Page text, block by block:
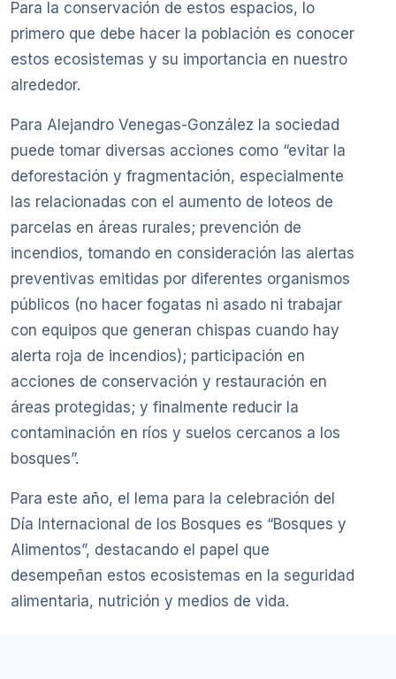
Para la conservación de estos espacios, lo
primero que debe hacer la población es conocer
estos ecosistemas y su importancia en nuestro
alrededor.
Para Alejandro Venegas-González la sociedad
puede tomar diversas acciones como “evitar la
deforestación y fragmentación, especialmente
las relacionadas con el aumento de loteos de
parcelas en áreas rurales; prevención de
incendios, tomando en consideración las alertas
preventivas emitidas por diferentes organismos
públicos (no hacer fogatas ni asado ni trabajar
con equipos que generan chispas cuando hay
alerta roja de incendios); participación en
acciones de conservación y restauración en
áreas protegidas; y finalmente reducir la
contaminación en ríos y suelos cercanos a los
bosques”.
Para este año, el lema para la celebración del
Día Internacional de los Bosques es “Bosques y
Alimentos”, destacando el papel que
desempeñan estos ecosistemas en la seguridad
alimentaria, nutrición y medios de vida.